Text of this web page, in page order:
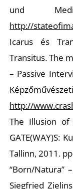
und
http://
Icarus és
Transitus. The
– Passive
http://
The Illusion of
GATE(WAY)S:
Tallinn, 2011.
“Born/Natura”
Siegfried